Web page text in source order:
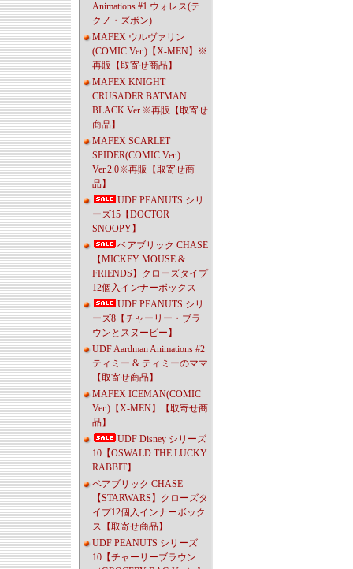
Animations #1 ウォレス(テ
クノ・ズボン)
MAFEX ウルヴァリン
(COMIC Ver.)【X-MEN】※
再販【取寄せ商品】
MAFEX KNIGHT
CRUSADER BATMAN
BLACK Ver.※再販【取寄せ
商品】
MAFEX SCARLET
SPIDER(COMIC Ver.)
Ver.2.0※再販【取寄せ商
品】
UDF PEANUTS シリ
ーズ15【DOCTOR
SNOOPY】
ベアブリック CHASE
【MICKEY MOUSE &
FRIENDS】クローズタイプ
12個入インナーボックス
UDF PEANUTS シリ
ーズ8【チャーリー・ブラ
ウンとスヌーピー】
UDF Aardman Animations #2
ティミー & ティミーのママ
【取寄せ商品】
MAFEX ICEMAN(COMIC
Ver.)【X-MEN】【取寄せ商
品】
UDF Disney シリーズ
10【OSWALD THE LUCKY
RABBIT】
ベアブリック CHASE
【STARWARS】クローズタ
イプ12個入インナーボック
ス【取寄せ商品】
UDF PEANUTS シリーズ
10【チャーリーブラウン